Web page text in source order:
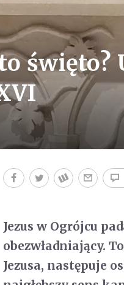
święto?
Jezus w Ogrójcu
obezwładniający.
Jezusa, następuje